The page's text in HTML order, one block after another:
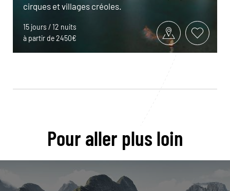
cirques et villages créoles.
15 jours / 12 nuits
à partir de 2450€
Pour aller plus loin